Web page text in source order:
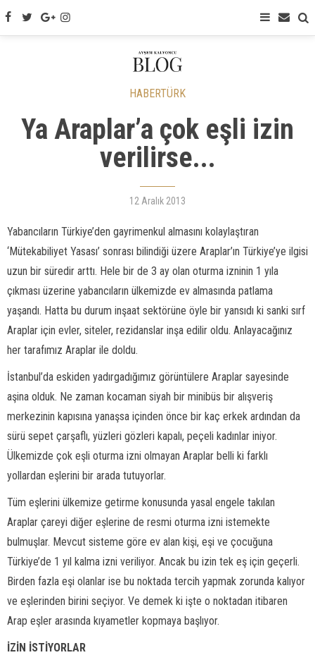
HABERTÜRK
Ya Araplar’a çok eşli izin
verilirse...
12 Aralık 2013
Yabancıların Türkiye’den gayrimenkul almasını kolaylaştıran
‘Mütekabiliyet Yasası’ sonrası bilindiği üzere Araplar’ın Türkiye’ye ilgisi
uzun bir süredir arttı. Hele bir de 3 ay olan oturma izninin 1 yıla
çıkması üzerine yabancıların ülkemizde ev almasında patlama
yaşandı. Hatta bu durum inşaat sektörüne öyle bir yansıdı ki sanki sırf
Araplar için evler, siteler, rezidanslar inşa edilir oldu. Anlayacağınız
her tarafımız Araplar ile doldu.
İstanbul’da eskiden yadırgadığımız görüntülere Araplar sayesinde
aşina olduk. Ne zaman kocaman siyah bir minibüs bir alışveriş
merkezinin kapısına yanaşsa içinden önce bir kaç erkek ardından da
sürü sepet çarşaflı, yüzleri gözleri kapalı, peçeli kadınlar iniyor.
Ülkemizde çok eşli oturma izni olmayan Araplar belli ki farklı
yollardan eşlerini bir arada tutuyorlar.
Tüm eşlerini ülkemize getirme konusunda yasal engele takılan
Araplar çareyi diğer eşlerine de resmi oturma izni istemekte
bulmuşlar. Mevcut sisteme göre ev alan kişi, eşi ve çocuğuna
Türkiye’de 1 yıl kalma izni veriliyor. Ancak bu izin tek eş için geçerli.
Birden fazla eşi olanlar ise bu noktada tercih yapmak zorunda kalıyor
ve eşlerinden birini seçiyor. Ve demek ki işte o noktadan itibaren
Arap eşler arasında kıyametler kopmaya başlıyor.
İZİN İSTİYORLAR